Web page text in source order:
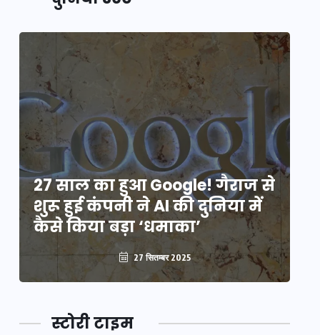
27 साल का हुआ Google! गैराज से
शुरू हुई कंपनी ने AI की दुनिया में
कैसे किया बड़ा ‘धमाका’
27 सितम्बर 2025
स्टोरी टाइम